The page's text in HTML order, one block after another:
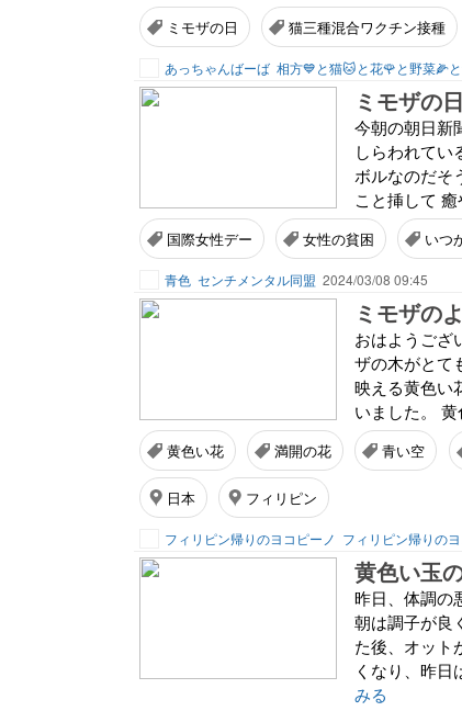
ミモザの日 猫三種混合ワクチン接種
あっちゃんばーば 相方💙と猫🐱と花🌹と野菜🌽
ミモザの日
今朝の朝日新
しらわれてい
ボルなのだそ
こと挿して
国際女性デー 女性の貧困 いつ
青色 センチメンタル同盟 2024/03/08 09:45
ミモザの
おはようござ
ザの木がとて
映える黄色い
いました。
黄色い花 満開の花 青い空
日本 フィリピン
フィリピン帰りのヨコピーノ フィリピン帰りの
黄色い玉
昨日、体調の
朝は調子が良
た後、オット
くなり、昨
みる